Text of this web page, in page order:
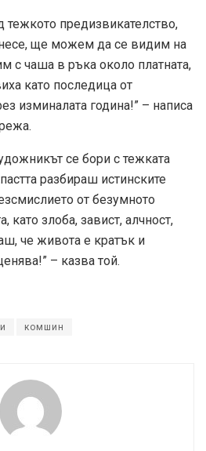
тежкото предизвикателство,
ще можем да се видим на
с чаша в ръка около платната,
като последица от
изминалата година!” – написа
се бори с тежката
разбираш истинските
от безумното
злоба, завист, алчност,
че живота е кратък и
– казва той.
комшин